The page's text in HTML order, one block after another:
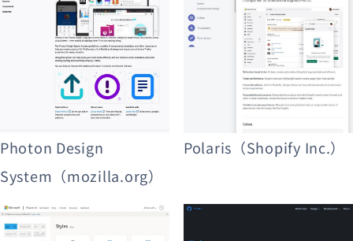
Photon Design
System（mozilla.org）
Polaris（Shopify Inc.）